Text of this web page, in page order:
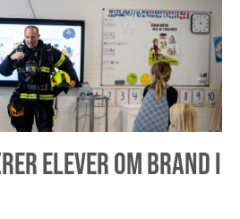
ELEVER OM BRAND I